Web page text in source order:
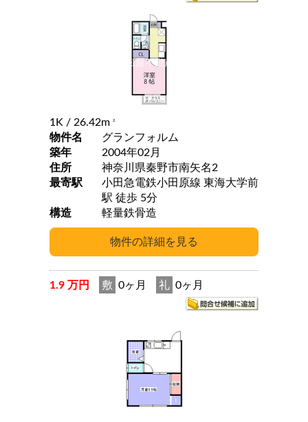
1K / 26.42m 2
物件名
グランフォルム
築年
2004年02月
住所
神奈川県秦野市南矢名2
最寄駅
小田急電鉄小田原線 東海大学前
駅 徒歩 5分
構造
軽量鉄骨造
1.9 万円 敷 0ヶ月 礼 0ヶ月